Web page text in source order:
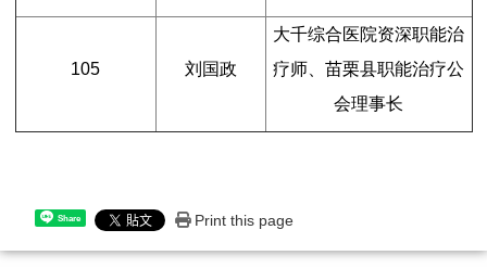
105 刘国政
大千综合医院资深职能治
疗师、苗栗县职能治疗公
会理事长
Share Print this page